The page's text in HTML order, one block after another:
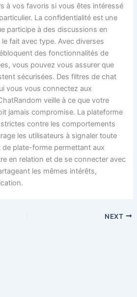
à vos favoris si vous êtes intéressé
La confidentialité est une
participe à des discussions en
fait avec type. Avec diverses
des fonctionnalités de
vous pouvez vous assurer que
sécurisées. Des filtres de chat
vous vous connectez aux
veille à ce que votre
jamais compromise. La plateforme
contre les comportements
les utilisateurs à signaler toute
de plate-forme permettant aux
en relation et de se connecter avec
les mêmes intérêts,
NEXT